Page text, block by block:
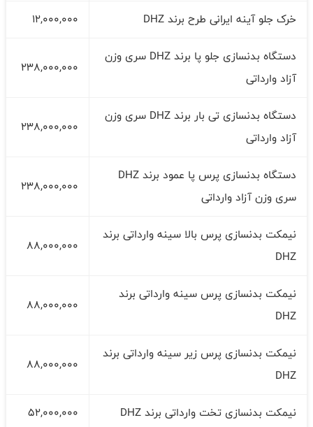
خرک جلو آینه ایرانی طرح برند DHZ
12,000,000
دستگاه بدنسازی جلو پا برند DHZ سری وزن
آزاد وارداتی
238,000,000
دستگاه بدنسازی تی بار برند DHZ سری وزن
آزاد وارداتی
238,000,000
دستگاه بدنسازی پرس پا عمود برند DHZ
سری وزن آزاد وارداتی
238,000,000
نیمکت بدنسازی پرس بالا سینه وارداتی برند
DHZ
88,000,000
نیمکت بدنسازی پرس سینه وارداتی برند
DHZ
88,000,000
نیمکت بدنسازی پرس زیر سینه وارداتی برند
DHZ
88,000,000
نیمکت بدنسازی تخت وارداتی برند DHZ
52,000,000